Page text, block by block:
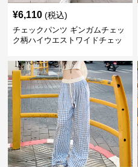
¥6,110 (税込)
チェックパンツ ギンガムチェッ
ク柄ハイウエストワイドチェッ